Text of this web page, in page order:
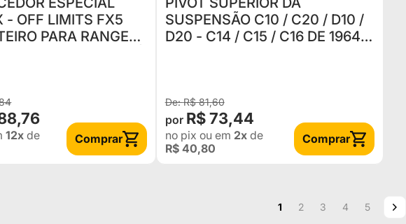
- OFF LIMITS FX5
PARA RANGER
12x de
Comprar
SUSPENSÃO C10 / C20 / D10 /
D20 - C14 / C15 / C16 DE 1964 A
R$ 81,60
R$ 73,44
no pix ou em 2xde
R$ 40,80
Comprar
Página
Você esta lendo a pagina
1 Página
2 Página
3 Página
4 Página
5